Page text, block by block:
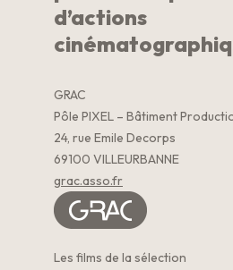
d’actions
GRAC
Pôle PIXEL – Bâtiment
24, rue Emile Decorps
69100 VILLEURBANNE
grac.asso.fr
Les films de la sélection